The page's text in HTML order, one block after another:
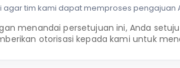
agar tim kami dapat memproses pengajuan
menandai persetujuan ini, Anda
otorisasi kepada kami untuk